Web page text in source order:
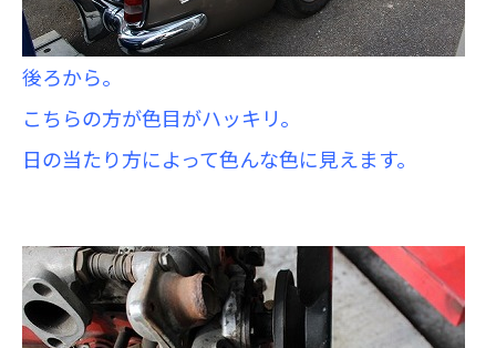
後ろから。
こちらの方が色目がハッキリ。
日の当たり方によって色んな色に見えます。